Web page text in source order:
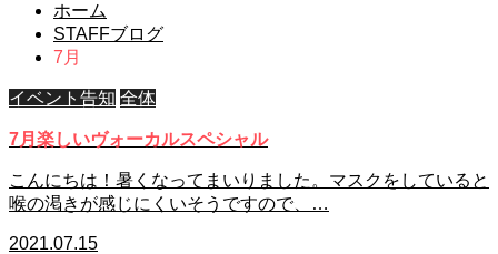
ホーム
STAFFブログ
7月
イベント告知 全体
7月楽しいヴォーカルスペシャル
こんにちは！暑くなってまいりました。マスクをしていると
喉の渇きが感じにくいそうですので、…
2021.07.15